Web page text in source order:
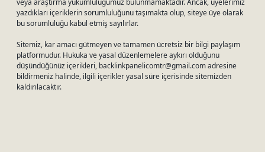
veya araştırma yükümlülüğümüz bulunmamaktadır. Ancak, üyelerimiz
yazdıkları içeriklerin sorumluluğunu taşımakta olup, siteye üye olarak
bu sorumluluğu kabul etmiş sayılırlar.
Sitemiz, kar amacı gütmeyen ve tamamen ücretsiz bir bilgi paylaşım
platformudur. Hukuka ve yasal düzenlemelere aykırı olduğunu
düşündüğünüz içerikleri, backlinkpanelicomtr@gmail.comadresine
bildirmeniz halinde, ilgili içerikler yasal süre içerisinde sitemizden
kaldırılacaktır.